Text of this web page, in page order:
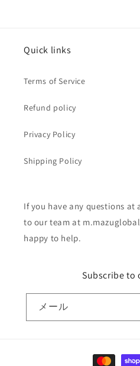
Quick links
Terms of Service
Refund policy
Privacy Policy
Shipping Policy
If you have any questions at
to our team at
happy to help.
Subscribe to
メール
決